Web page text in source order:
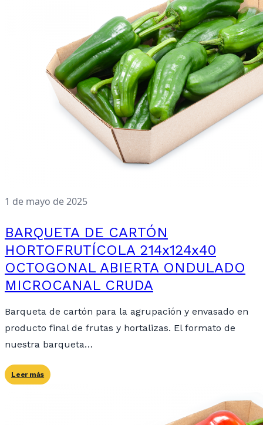
1 de mayo de 2025
BARQUETA DE CARTÓN
HORTOFRUTÍCOLA 214x124x40
OCTOGONAL ABIERTA ONDULADO
MICROCANAL CRUDA
Barqueta de cartón para la agrupación y envasado en
producto final de frutas y hortalizas. El formato de
nuestra barqueta…
Leer más